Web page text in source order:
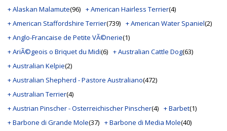
+ Alaskan Malamute(96) + American Hairless Terrier(4)
+ American Staffordshire Terrier(739) + American Water Spaniel(2)
+ Anglo-Francaise de Petite VÃ©nerie(1)
+ AriÃ©geois o Briquet du Midi(6) + Australian Cattle Dog(63)
+ Australian Kelpie(2)
+ Australian Shepherd - Pastore Australiano(472)
+ Australian Terrier(4)
+ Austrian Pinscher - Osterreichischer Pinscher(4) + Barbet(1)
+ Barbone di Grande Mole(37) + Barbone di Media Mole(40)